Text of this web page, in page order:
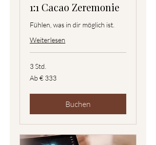
1:1 Cacao Zeremonie
Fühlen, was in dir möglich ist.
Weiterlesen
3 Std.
Ab
333
Ab € 333
Buchen